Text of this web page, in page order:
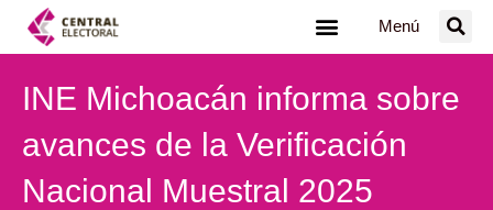
Menú
INE Michoacán informa sobre
avances de la Verificación
Nacional Muestral 2025